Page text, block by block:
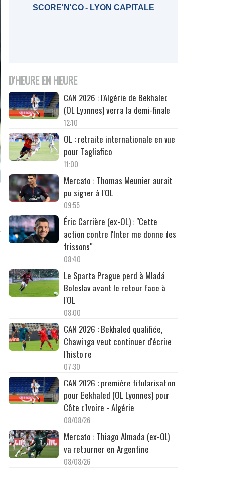
SCORE'N'CO - LYON CAPITALE
D'HEURE EN HEURE
CAN 2026 : l'Algérie de Bekhaled
(OL Lyonnes) verra la demi-finale
12:10
OL : retraite internationale en vue
pour Tagliafico
11:00
Mercato : Thomas Meunier aurait
pu signer à l'OL
09:55
Éric Carrière (ex-OL) : "Cette
action contre l'Inter me donne des
frissons"
08:40
Le Sparta Prague perd à Mladá
Boleslav avant le retour face à
l'OL
08:00
CAN 2026 : Bekhaled qualifiée,
Chawinga veut continuer d'écrire
l'histoire
07:30
CAN 2026 : première titularisation
pour Bekhaled (OL Lyonnes) pour
Côte d'Ivoire - Algérie
08/08/26
Mercato : Thiago Almada (ex-OL)
va retourner en Argentine
08/08/26